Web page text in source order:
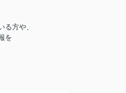
る方や、
を